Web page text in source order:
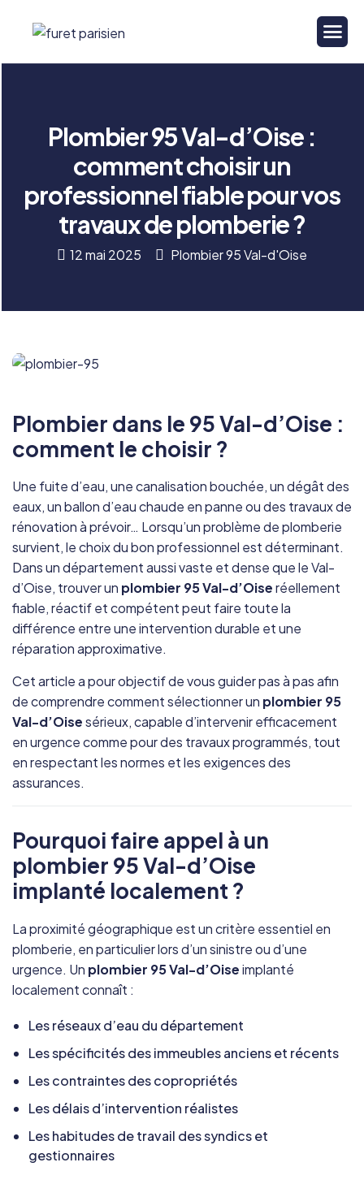
Plombier 95 Val-d’Oise :
comment choisir un
professionnel fiable pour vos
travaux de plomberie ?
12 mai 2025 Plombier 95 Val-d'Oise
Plombier dans le 95 Val-d’Oise :
comment le choisir ?
Une fuite d’eau, une canalisation bouchée, un dégât des
eaux, un ballon d’eau chaude en panne ou des travaux de
rénovation à prévoir… Lorsqu’un problème de plomberie
survient, le choix du bon professionnel est déterminant.
Dans un département aussi vaste et dense que le Val-
d’Oise, trouver un plombier 95 Val-d’Oiseréellement
fiable, réactif et compétent peut faire toute la
différence entre une intervention durable et une
réparation approximative.
Cet article a pour objectif de vous guider pas à pas afin
de comprendre comment sélectionner un plombier 95
Val-d’Oisesérieux, capable d’intervenir efficacement
en urgence comme pour des travaux programmés, tout
en respectant les normes et les exigences des
assurances.
Pourquoi faire appel à un
plombier 95 Val-d’Oise
implanté localement ?
La proximité géographique est un critère essentiel en
plomberie, en particulier lors d’un sinistre ou d’une
urgence. Un plombier 95 Val-d’Oiseimplanté
localement connaît :
Les réseaux d’eau du département
Les spécificités des immeubles anciens et récents
Les contraintes des copropriétés
Les délais d’intervention réalistes
Les habitudes de travail des syndics et
gestionnaires